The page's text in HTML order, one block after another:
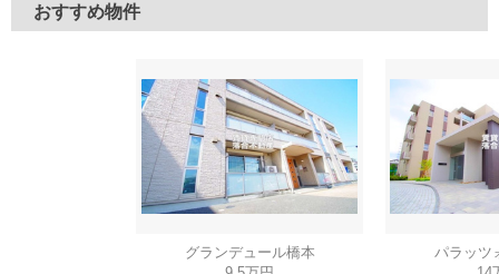
おすすめ物件
グランデュール橋本
パラッ